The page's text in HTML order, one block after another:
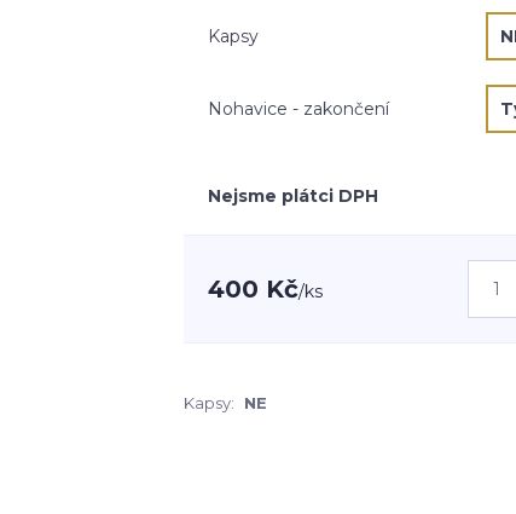
Kapsy
Nohavice - zakončení
Nejsme plátci DPH
400 Kč/ks
Kapsy: NE